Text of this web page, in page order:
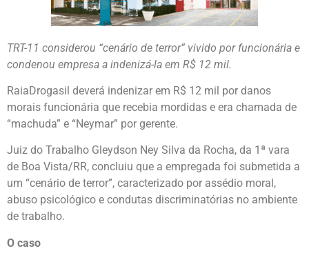
TRT-11 considerou “cenário de terror” vivido por funcionária e
condenou empresa a indenizá-la em R$ 12 mil.
RaiaDrogasil deverá indenizar em R$ 12 mil por danos
morais funcionária que recebia mordidas e era chamada de
“machuda” e “Neymar” por gerente.
Juiz do Trabalho Gleydson Ney Silva da Rocha, da 1ª vara
de Boa Vista/RR, concluiu que a empregada foi submetida a
um “cenário de terror”, caracterizado por assédio moral,
abuso psicológico e condutas discriminatórias no ambiente
de trabalho.
O caso